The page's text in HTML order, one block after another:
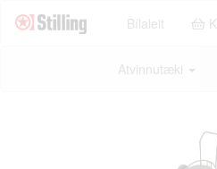
Bílaleit
Atvinnutæki